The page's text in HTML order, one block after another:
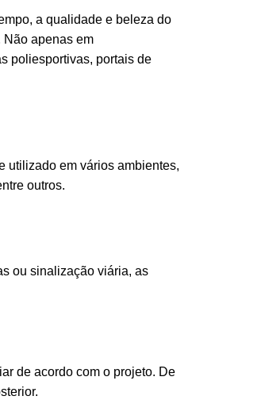
a qualidade e beleza do
Não apenas em
poliesportivas, portais de
utilizado em vários ambientes,
outros.
ou sinalização viária, as
de acordo com o projeto. De